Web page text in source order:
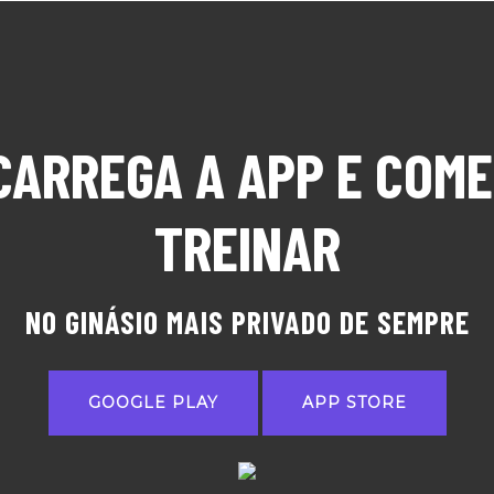
A APP E
TREINAR
NO GINÁSIO MAIS PRIVADO DE SEMPRE
GOOGLE PLAY APP STORE